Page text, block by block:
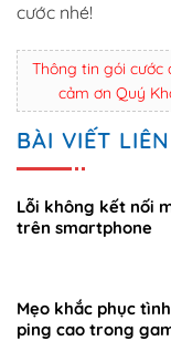
cước nhé!
Thông tin gói cước
cảm ơn Quý
BÀI VIẾT
Lỗi không kết nối
trên smartphone
Mẹo khắc phục
ping cao trong